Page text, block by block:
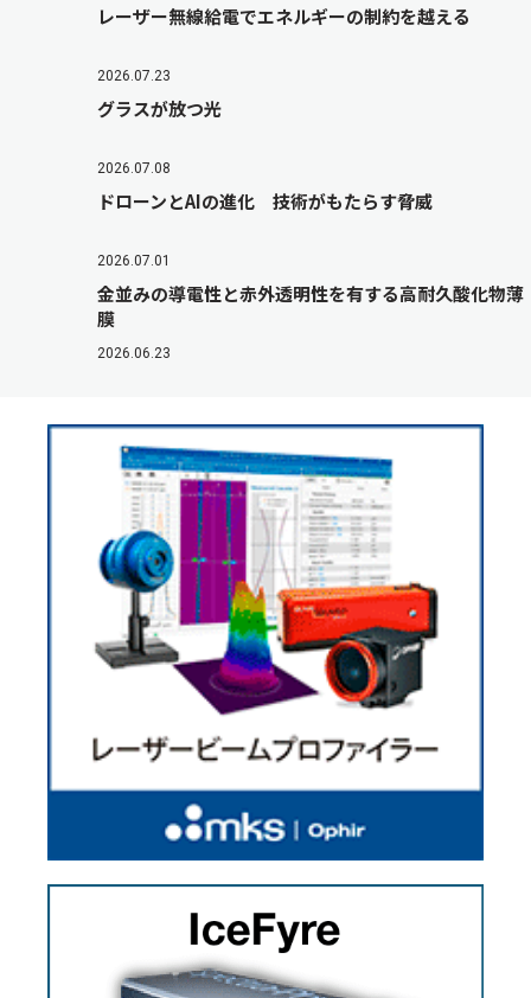
レーザー無線給電でエネルギーの制約を越える
2026.07.23
グラスが放つ光
2026.07.08
ドローンとAIの進化 技術がもたらす脅威
2026.07.01
金並みの導電性と赤外透明性を有する高耐久酸化物薄
膜
2026.06.23